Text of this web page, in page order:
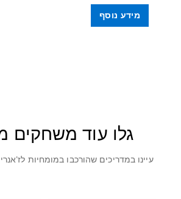
מידע נוסף
גלו עוד משחקים
עיינו במדריכים שהורכבו במומחיות